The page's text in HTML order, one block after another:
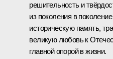
решительность и
из поколения в
историческую память,
великую любовь к
главной опорой в жизни.